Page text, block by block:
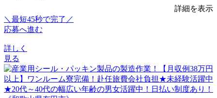
詳細を表示
＼最短45秒で完了／
応募へ進む
詳しく
見る